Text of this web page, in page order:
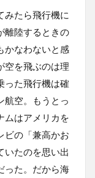
みたら飛行機に
離陸するときの
かなわないと感
空を飛ぶのは理
った飛行機は確
航空。もうとっ
ムはアメリカを
ビの「兼高かお
いたのを思い出
った。だから海